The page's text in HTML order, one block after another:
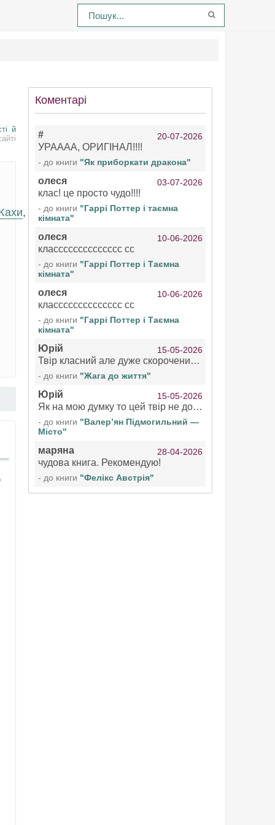
й
,
Коментарі
# 20-07-2026
УРАААА, ОРИГІНАЛ!!!!
- до книги "Як приборкати дракона"
олеся 03-07-2026
клас! це просто чудо!!!!
- до книги "Гаррі Поттер і таємна
кімната"
олеся 10-06-2026
класссссссссссссс сс
- до книги "Гаррі Поттер і Таємна
кімната"
олеся 10-06-2026
класссссссссссссс сс
- до книги "Гаррі Поттер і Таємна
кімната"
Юрій 15-05-2026
Твір класний але дуже скорочений якщо вже озвучуєте то бажано цілі твори
- до книги "Жага до життя"
Юрій 15-05-2026
Як на мою думку то цей твір не дотягує бути у топ 100 аудіокниг
- до книги "Валер’ян Підмогильний —
Місто"
маряна 28-04-2026
чудова книга. Рекомендую!
- до книги "Фелікс Австрія"